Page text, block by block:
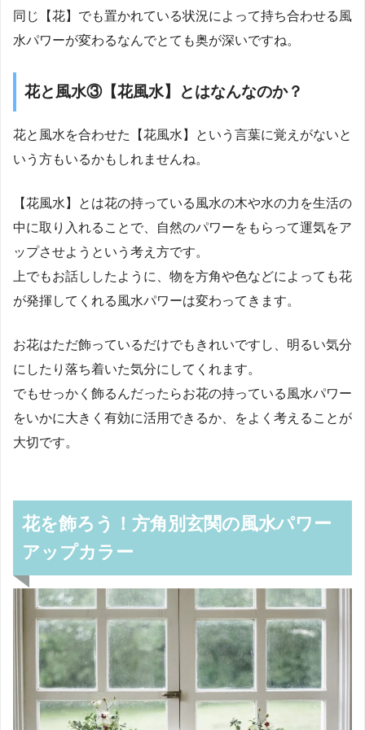
同じ【花】でも置かれている状況によって持ち合わせる風
水パワーが変わるなんでとても奥が深いですね。
花と風水③【花風水】とはなんなのか？
花と風水を合わせた【花風水】という言葉に覚えがないと
いう方もいるかもしれませんね。
【花風水】とは花の持っている風水の木や水の力を生活の
中に取り入れることで、自然のパワーをもらって運気をア
ップさせようという考え方です。
上でもお話ししたように、物を方角や色などによっても花
が発揮してくれる風水パワーは変わってきます。
お花はただ飾っているだけでもきれいですし、明るい気分
にしたり落ち着いた気分にしてくれます。
でもせっかく飾るんだったらお花の持っている風水パワー
をいかに大きく有効に活用できるか、をよく考えることが
大切です。
花を飾ろう！方角別玄関の風水パワー
アップカラー